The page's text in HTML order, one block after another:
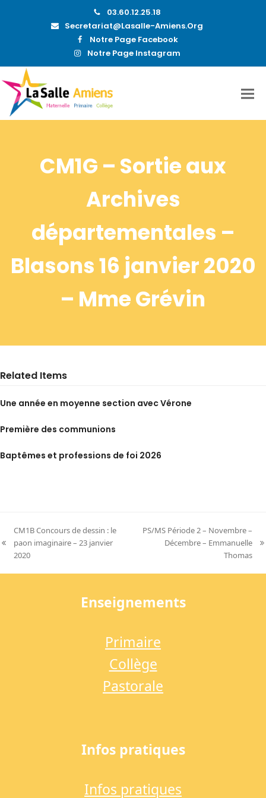
03.60.12.25.18
Secretariat@lasalle-Amiens.org
Notre Page Facebook
Notre Page Instagram
CM1G – Sortie aux
Archives
départementales –
Blasons 16 janvier 2020
– Mme Grévin
Related Items
Une année en moyenne section avec Vérone
Première des communions
Baptêmes et professions de foi 2026
previous
post:
CM1B Concours de dessin : le
paon imaginaire – 23 janvier
2020
PS/MS Période 2 – Novembre –
Décembre – Emmanuelle
Thomas
Enseignements
Primaire
Collège
Pastorale
Infos pratiques
Infos pratiques